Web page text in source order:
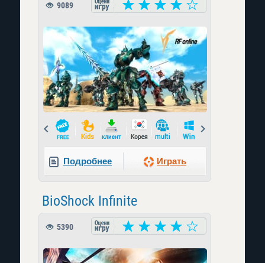
9089
Prev
Подробнее Играть
BioShock Infinite
5390